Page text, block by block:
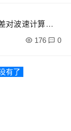
对波速计算的影
176 0
有了